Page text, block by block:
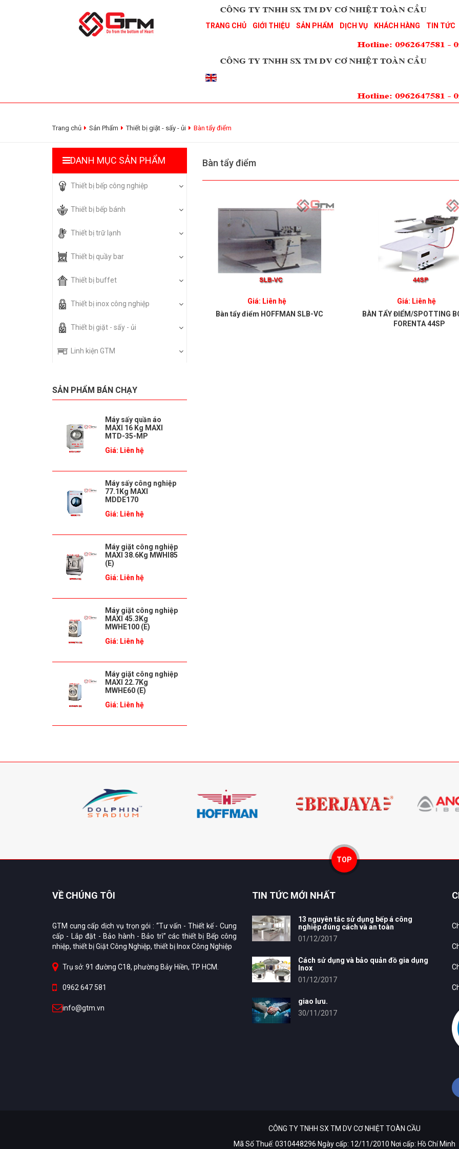
TRANG CHỦ GIỚI THIỆU SẢN PHẨM DỊCH VỤ KHÁCH HÀNG TIN TỨC
Trang chủ Sản Phẩm Thiết bị giặt - sấy - ủi Bàn tẩy điểm
Bàn tẩy điểm
Giá: Liên hệ
Bàn tẩy điểm HOFFMAN SLB-VC
Giá: Liên hệ
BÀN TẨY ĐIỂM/SPOTTING
FORENTA 44SP
DANH MỤC SẢN PHẨM
Thiết bị bếp công nghiệp
Thiết bị bếp bánh
Thiết bị trữ lạnh
Thiết bị quầy bar
Thiết bị buffet
Thiết bị inox công nghiệp
Thiết bị giặt - sấy - ủi
Linh kiện GTM
SẢN PHẨM BÁN CHẠY
Máy sấy quần áo
MAXI 16 Kg MAXI
MTD-35-MP
Giá: Liên hệ
Máy sấy công nghiệp
77.1Kg MAXI
MDDE170
Giá: Liên hệ
Máy giặt công nghiệp
MAXI 38.6Kg MWHI85
(E)
Giá: Liên hệ
Máy giặt công nghiệp
MAXI 45.3Kg
MWHE100 (E)
Giá: Liên hệ
Máy giặt công nghiệp
MAXI 22.7Kg
MWHE60 (E)
Giá: Liên hệ
TOP
VỀ CHÚNG TÔI
GTM cung cấp dịch vụ trọn gói : “Tư vấn - Thiết kế - Cung
cấp - Lắp đặt - Bảo hành - Bảo trì” các thiết bị Bếp công
nhiệp, thiết bị Giặt Công Nghiệp, thiết bị Inox Công Nghiệp
Trụ sở: 91 đường C18, phường Bảy Hiền, TP HCM.
0962 647 581
info@gtm.vn
TIN TỨC MỚI NHẤT
13 nguyên tắc sử dụng bếp á công
nghiệp đúng cách và an toàn
01/12/2017
Cách sử dụng và bảo quản đồ gia dụng
Inox
01/12/2017
giao lưu.
30/11/2017
CÔNG TY TNHH SX TM DV CƠ NHIỆT TOÀN CẦU
Mã Số Thuế: 0310448296 Ngày cấp: 12/11/2010 Nơi cấp: Hồ Chí Minh